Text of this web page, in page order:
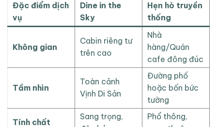
Đặc điểm dịch
vụ
Dine in the
Sky
Hẹn hò truyền
thống
Không gian
Cabin riêng tư
trên cao
Nhà
hàng/Quán
cafe đông đúc
Tầm nhìn
Toàn cảnh
Vịnh Di Sản
Đường phố
hoặc bốn bức
tường
Tính chất
Sang trọng,
Phổ thông,